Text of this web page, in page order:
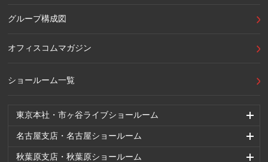
東京本社・市ヶ谷ライブショールーム
名古屋支店・名古屋ショールーム
秋葉原支店・秋葉原ショールーム
グループ構成図
オフィスコムマガジン
ショールーム一覧